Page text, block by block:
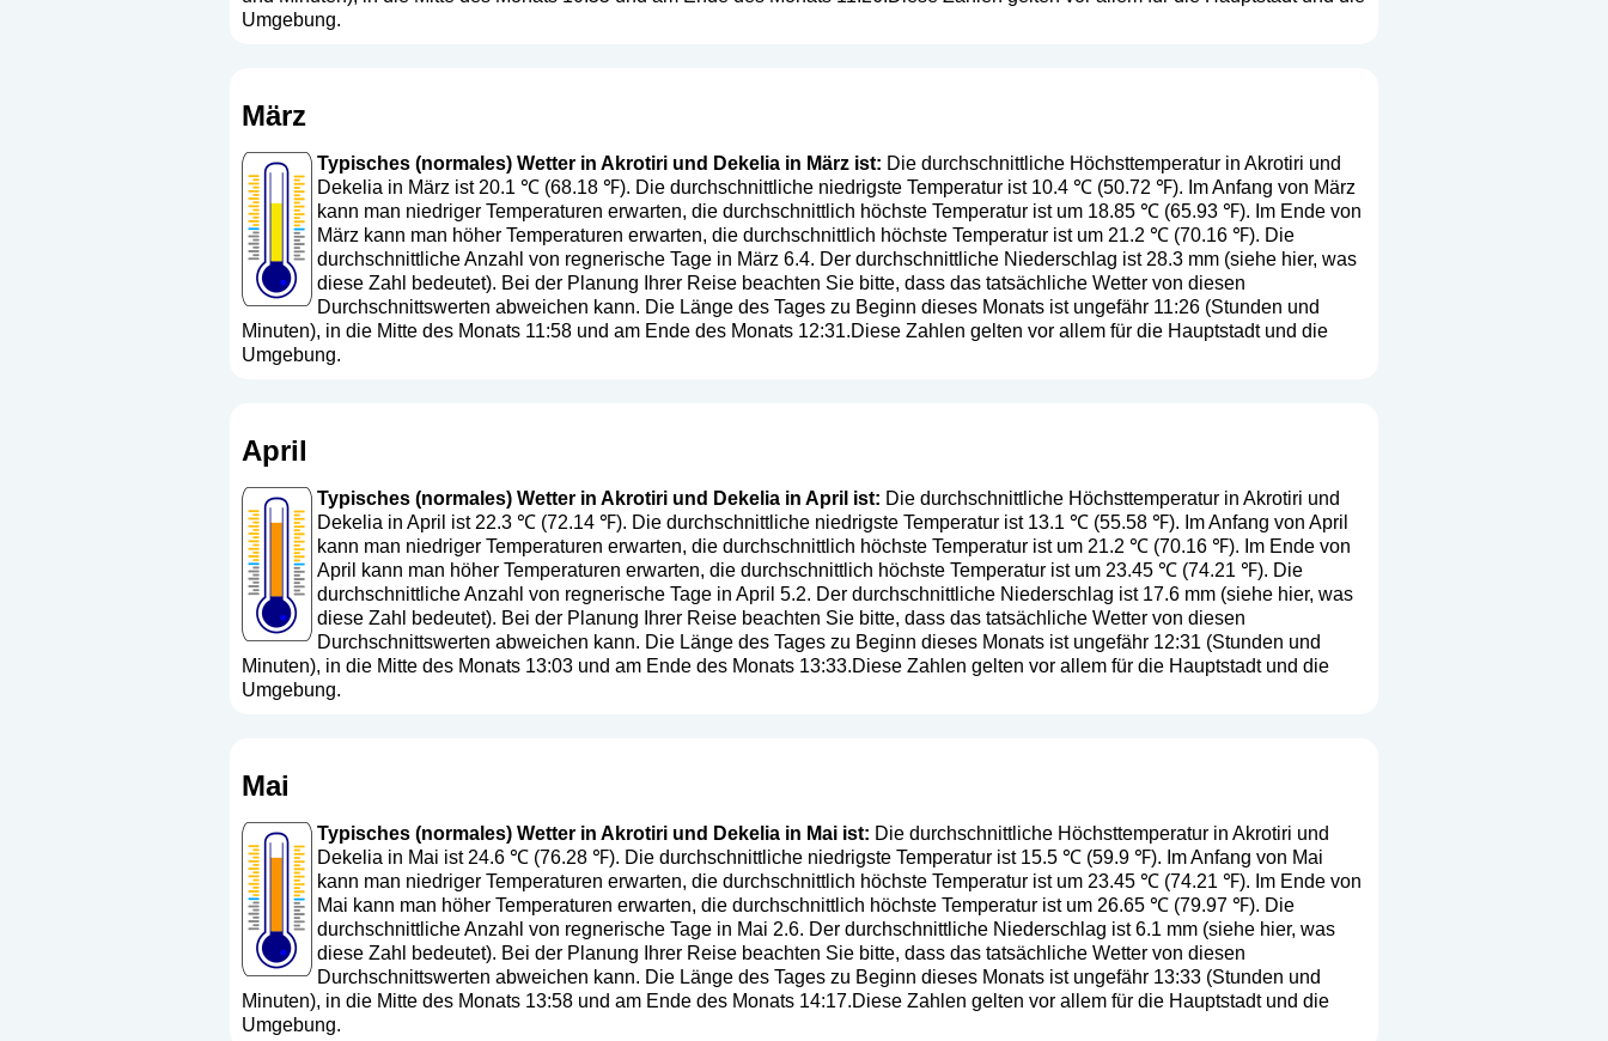
Umgebung.
März
Typisches (normales) Wetter in Akrotiri und Dekelia in März ist: Die durchschnittliche Höchsttemperatur in Akrotiri und
Dekelia in März ist 20.1 ℃ (68.18 ℉). Die durchschnittliche niedrigste Temperatur ist 10.4 ℃ (50.72 ℉). Im Anfang von März
kann man niedriger Temperaturen erwarten, die durchschnittlich höchste Temperatur ist um 18.85 ℃ (65.93 ℉). Im Ende von
März kann man höher Temperaturen erwarten, die durchschnittlich höchste Temperatur ist um 21.2 ℃ (70.16 ℉). Die
durchschnittliche Anzahl von regnerische Tage in März 6.4. Der durchschnittliche Niederschlag ist 28.3 mm (siehe hier, was
diese Zahl bedeutet). Bei der Planung Ihrer Reise beachten Sie bitte, dass das tatsächliche Wetter von diesen
Durchschnittswerten abweichen kann. Die Länge des Tages zu Beginn dieses Monats ist ungefähr 11:26 (Stunden und
Minuten), in die Mitte des Monats 11:58 und am Ende des Monats 12:31.Diese Zahlen gelten vor allem für die Hauptstadt und die
Umgebung.
April
Typisches (normales) Wetter in Akrotiri und Dekelia in April ist: Die durchschnittliche Höchsttemperatur in Akrotiri und
Dekelia in April ist 22.3 ℃ (72.14 ℉). Die durchschnittliche niedrigste Temperatur ist 13.1 ℃ (55.58 ℉). Im Anfang von April
kann man niedriger Temperaturen erwarten, die durchschnittlich höchste Temperatur ist um 21.2 ℃ (70.16 ℉). Im Ende von
April kann man höher Temperaturen erwarten, die durchschnittlich höchste Temperatur ist um 23.45 ℃ (74.21 ℉). Die
durchschnittliche Anzahl von regnerische Tage in April 5.2. Der durchschnittliche Niederschlag ist 17.6 mm (siehe hier, was
diese Zahl bedeutet). Bei der Planung Ihrer Reise beachten Sie bitte, dass das tatsächliche Wetter von diesen
Durchschnittswerten abweichen kann. Die Länge des Tages zu Beginn dieses Monats ist ungefähr 12:31 (Stunden und
Minuten), in die Mitte des Monats 13:03 und am Ende des Monats 13:33.Diese Zahlen gelten vor allem für die Hauptstadt und die
Umgebung.
Mai
Typisches (normales) Wetter in Akrotiri und Dekelia in Mai ist: Die durchschnittliche Höchsttemperatur in Akrotiri und
Dekelia in Mai ist 24.6 ℃ (76.28 ℉). Die durchschnittliche niedrigste Temperatur ist 15.5 ℃ (59.9 ℉). Im Anfang von Mai
kann man niedriger Temperaturen erwarten, die durchschnittlich höchste Temperatur ist um 23.45 ℃ (74.21 ℉). Im Ende von
Mai kann man höher Temperaturen erwarten, die durchschnittlich höchste Temperatur ist um 26.65 ℃ (79.97 ℉). Die
durchschnittliche Anzahl von regnerische Tage in Mai 2.6. Der durchschnittliche Niederschlag ist 6.1 mm (siehe hier, was
diese Zahl bedeutet). Bei der Planung Ihrer Reise beachten Sie bitte, dass das tatsächliche Wetter von diesen
Durchschnittswerten abweichen kann. Die Länge des Tages zu Beginn dieses Monats ist ungefähr 13:33 (Stunden und
Minuten), in die Mitte des Monats 13:58 und am Ende des Monats 14:17.Diese Zahlen gelten vor allem für die Hauptstadt und die
Umgebung.